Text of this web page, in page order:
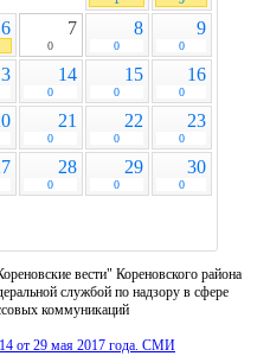
6 7
0
8
0
9
0
14
0
15
0
16
0
21
0
22
0
23
0
28
0
29
0
30
0
вести" Кореновского района
службой по надзору в сфере
коммуникаций
от 29 мая 2017 года. СМИ